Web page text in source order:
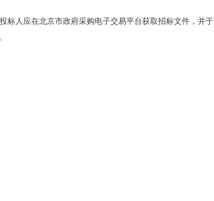
标人应在北京市政府采购电子交易平台获取招标文件，并于